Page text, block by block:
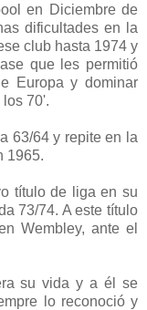
en Diciembre de
dificultades en la
club hasta 1974 y
que les permitió
Europa y dominar
70'.
63/64 y repite en la
1965.
título de liga en su
73/74. A este título
Wembley, ante el
su vida y a él se
lo reconoció y